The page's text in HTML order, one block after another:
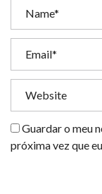
Guardar o meu
próxima vez que